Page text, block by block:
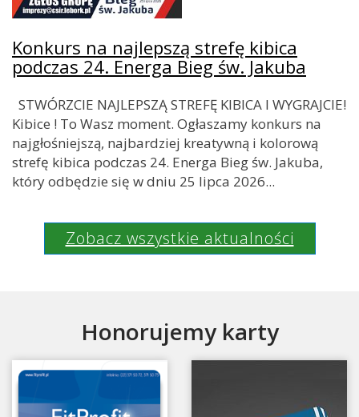
Konkurs na najlepszą strefę kibica
podczas 24. Energa Bieg św. Jakuba
STWÓRZCIE NAJLEPSZĄ STREFĘ KIBICA I WYGRAJCIE!
Kibice ! To Wasz moment. Ogłaszamy konkurs na
najgłośniejszą, najbardziej kreatywną i kolorową
strefę kibica podczas 24. Energa Bieg św. Jakuba,
który odbędzie się w dniu 25 lipca 2026...
Zobacz wszystkie aktualności
Honorujemy karty